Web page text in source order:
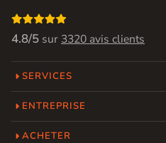

4.8/5 sur 3320 avis clients
SERVICES
ENTREPRISE
ACHETER